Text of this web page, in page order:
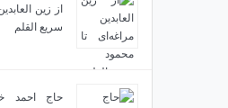
از زین
سریع القلم
حاج احمد